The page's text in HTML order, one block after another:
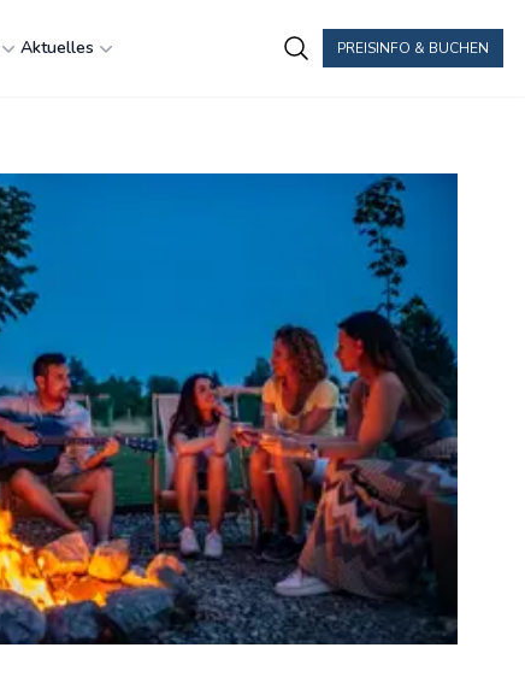
PREISINFO & BUCHEN
Aktuelles